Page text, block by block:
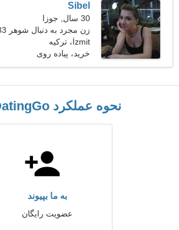
Sibel
30 سال, جوزا
40
İzmit، ترکیه
خرید، پیاده روی
نحوه عملکرد TurDatingGo
به ما بپیوند
عضویت رایگان